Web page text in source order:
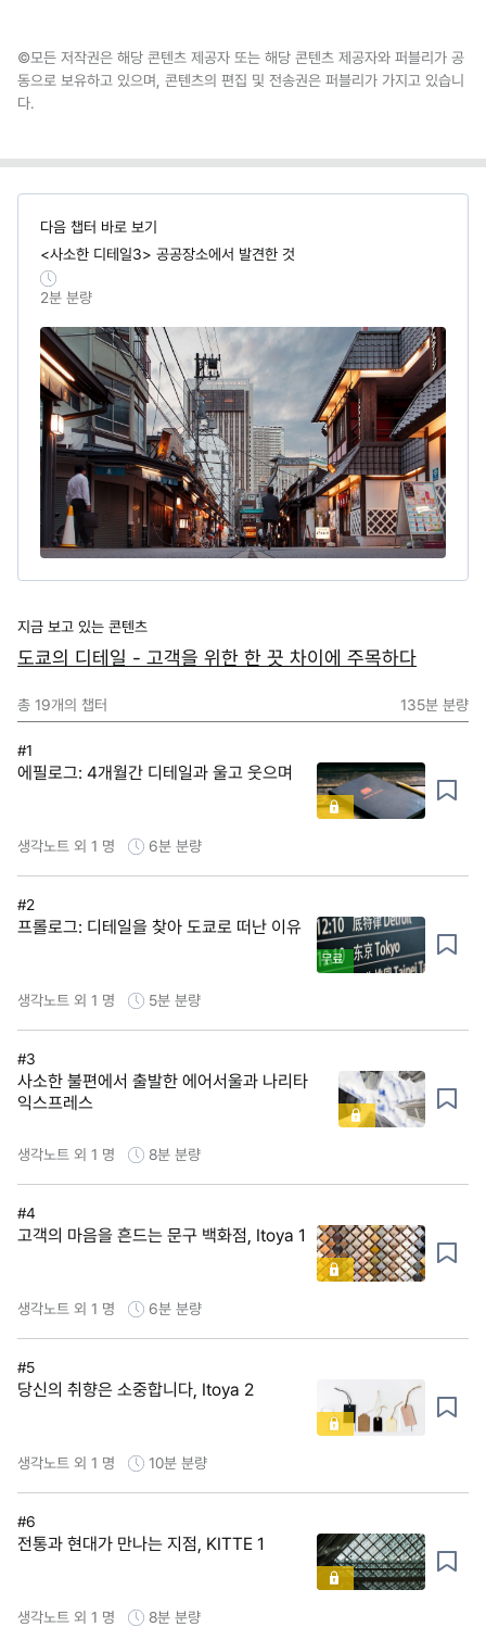
©모든 저작권은 해당 콘텐츠 제공자 또는 해당 콘텐츠 제공자와 퍼블리가 공
동으로 보유하고 있으며, 콘텐츠의 편집 및 전송권은 퍼블리가 가지고 있습니
다.
다음 챕터 바로 보기
<사소한 디테일3> 공공장소에서 발견한 것
2분 분량
지금 보고 있는 콘텐츠
도쿄의 디테일 - 고객을 위한 한 끗 차이에 주목하다
총 19개의 챕터 135분 분량
#1
에필로그: 4개월간 디테일과 울고 웃으며
생각노트 외 1 명 6분 분량
#2
프롤로그: 디테일을 찾아 도쿄로 떠난 이유
무료
생각노트 외 1 명 5분 분량
#3
사소한 불편에서 출발한 에어서울과 나리타
익스프레스
생각노트 외 1 명 8분 분량
#4
고객의 마음을 흔드는 문구 백화점, Itoya 1
생각노트 외 1 명 6분 분량
#5
당신의 취향은 소중합니다, Itoya 2
생각노트 외 1 명 10분 분량
#6
전통과 현대가 만나는 지점, KITTE 1
생각노트 외 1 명 8분 분량